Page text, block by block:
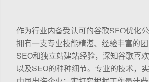
作为行业内备受认可的谷歌SEO优化
拥有一支专业技能精湛、经验丰富的
SEO和独立站建站经验，深知谷歌喜
以及SEO的种种细节。专业的技术，